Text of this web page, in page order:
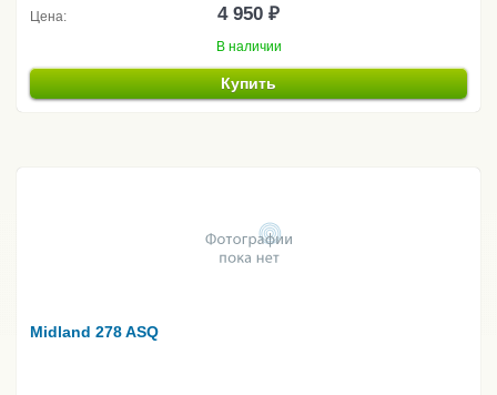
Цена: 4 950 ₽
В наличии
Купить
Midland 278 ASQ